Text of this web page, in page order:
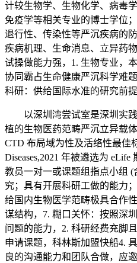
计较生物学、生物化学、病毒
免疫学等相关专业的博士学位
退行性、传染性等严沉疾病的
疾病机理、生命消息、立异药
试操做能力强，1. 生物专业，
协同霸占生命健康严沉科学难
科研：供给国际水准的研究前提
以深圳湾尝试室是深圳实践
植的生物医药范畴严沉立异载
CTD 布局域为性及活络性最佳
Diseases,2021 年被遴选为 eLife
教员一对一或课题组指点小组
究；具有开展科研工做的能力
给国内生物医学范畴极具合作
谋结构，7. 糊口关怀：按照深
问题的能力，2. 科研经费充脚
申请课题，科林斯加盟快船4.
良的沟通能力和团队合做，应